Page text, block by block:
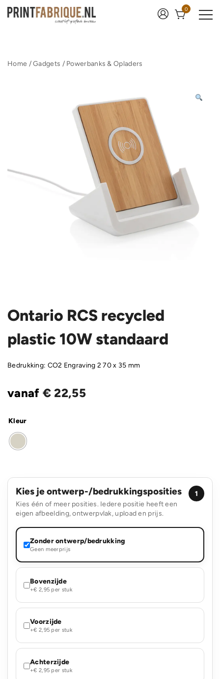
naar
0
Home /Gadgets / Powerbanks & Opladers
Ontario RCS recycled
plastic 10W standaard
Bedrukking: CO2 Engraving 2 70 x 35 mm
vanaf € 22,55
Kleur
Kies je ontwerp-/bedrukkingsposities
Kies één of meer posities. Iedere positie heeft een
eigen afbeelding, ontwerpvlak, upload en prijs.
1
Zonder ontwerp/bedrukking
Geen meerprijs
Bovenzijde
+€ 2,95 per stuk
Voorzijde
+€ 2,95 per stuk
Achterzijde
+€ 2,95 per stuk